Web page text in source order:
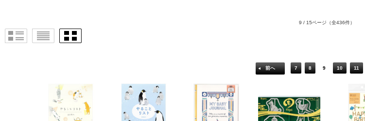
9 / 15ページ （全436件）
前へ 7 8 9 10 11